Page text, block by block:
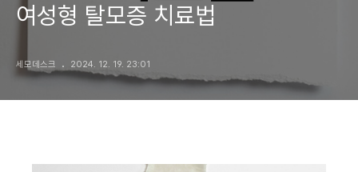
여성형 탈모증 치료법
세모데스크 2024. 12. 19. 23:01